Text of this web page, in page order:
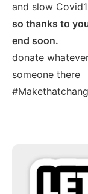
and slow
so thanks to
end soon.
donate
someone there